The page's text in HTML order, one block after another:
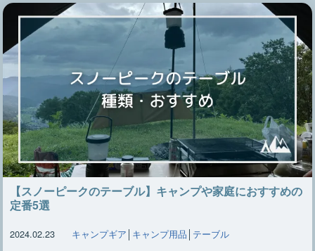
【スノーピークのテーブル】キャンプや家庭におすすめの
定番5選
2024.02.23 キャンプギア │ キャンプ用品 │ テーブル